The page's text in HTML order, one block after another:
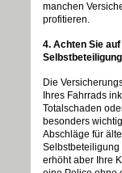
manchen
profitieren.
4. Achten Sie
Die
Ihres Fahrrads
Totalschaden
besonders
Abschläge für
Selbstbeteiligung
erhöht aber Ihre